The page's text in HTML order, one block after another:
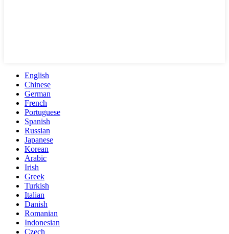
English
Chinese
German
French
Portuguese
Spanish
Russian
Japanese
Korean
Arabic
Irish
Greek
Turkish
Italian
Danish
Romanian
Indonesian
Czech